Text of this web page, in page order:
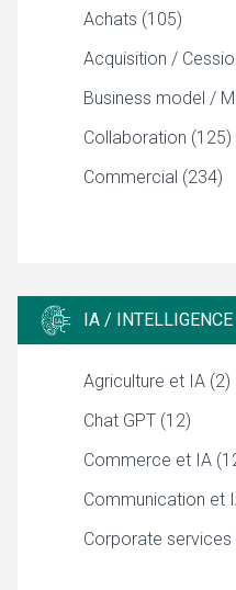
Achats (105)
Acquisition /
Business model /
Collaboration (125)
Commercial (234)
IA /
Agriculture et IA (2)
Chat GPT (12)
Commerce et IA
Communication et
Corporate services